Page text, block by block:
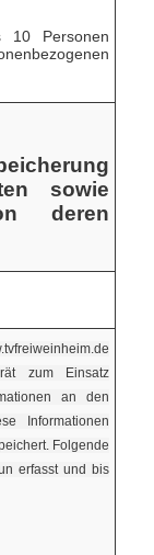
10 Personen
sowie
deren
zum Einsatz
an den
Informationen
Folgende
erfasst und bis